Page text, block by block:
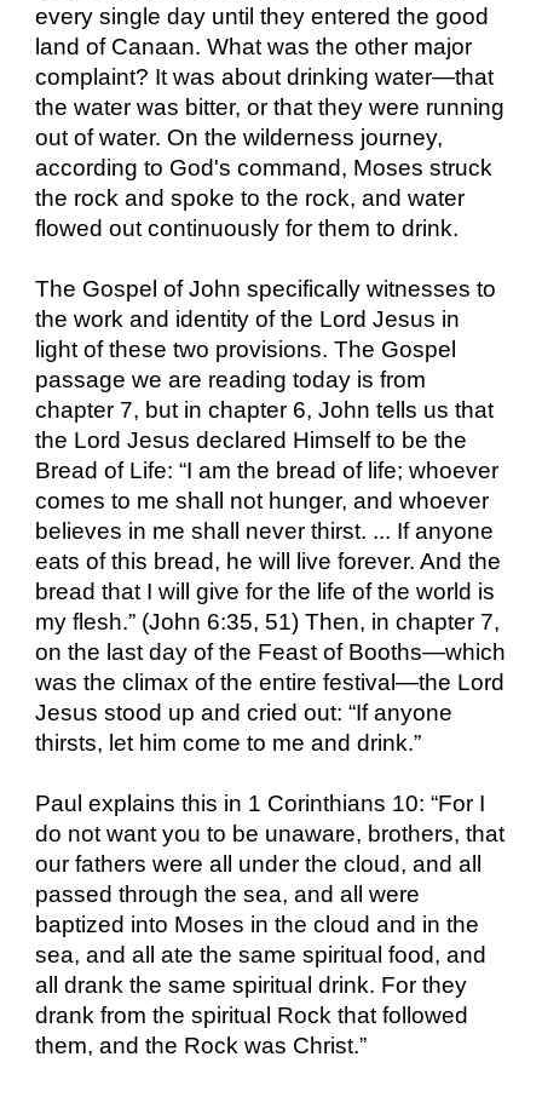
every single day until they entered the good
land of Canaan. What was the other major
complaint? It was about drinking water—that
the water was bitter, or that they were running
out of water. On the wilderness journey,
according to God's command, Moses struck
the rock and spoke to the rock, and water
flowed out continuously for them to drink.
The Gospel of John specifically witnesses to
the work and identity of the Lord Jesus in
light of these two provisions. The Gospel
passage we are reading today is from
chapter 7, but in chapter 6, John tells us that
the Lord Jesus declared Himself to be the
Bread of Life: “I am the bread of life; whoever
comes to me shall not hunger, and whoever
believes in me shall never thirst. ... If anyone
eats of this bread, he will live forever. And the
bread that I will give for the life of the world is
my flesh.” (John 6:35, 51) Then, in chapter 7,
on the last day of the Feast of Booths—which
was the climax of the entire festival—the Lord
Jesus stood up and cried out: “If anyone
thirsts, let him come to me and drink.”
Paul explains this in 1 Corinthians 10: “For I
do not want you to be unaware, brothers, that
our fathers were all under the cloud, and all
passed through the sea, and all were
baptized into Moses in the cloud and in the
sea, and all ate the same spiritual food, and
all drank the same spiritual drink. For they
drank from the spiritual Rock that followed
them, and the Rock was Christ.”